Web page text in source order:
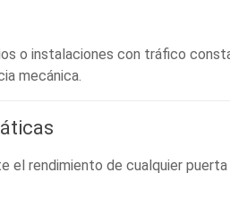
o instalaciones con tráfico
mecánica.
el rendimiento de cualquier